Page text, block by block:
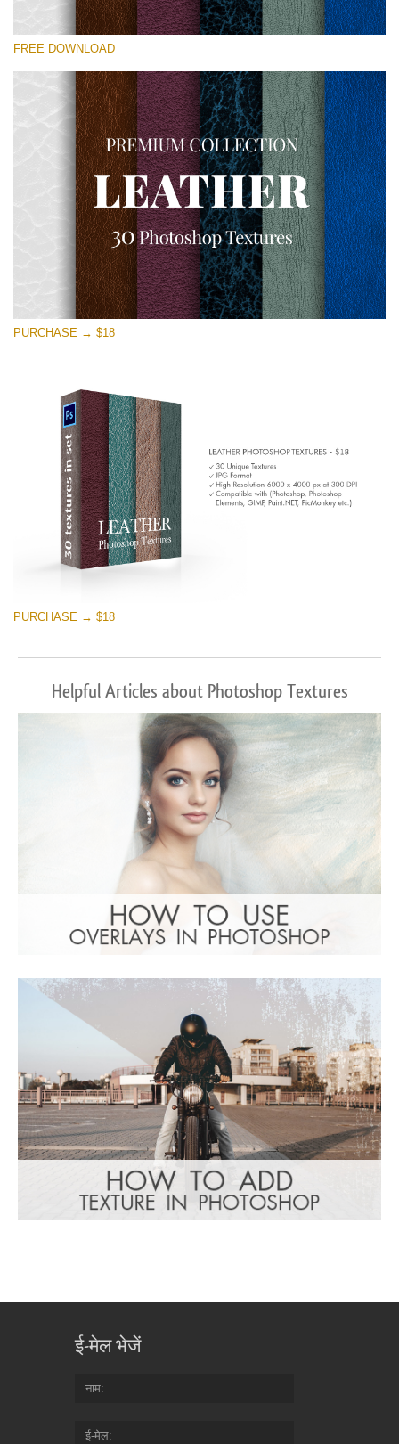
कृपया चुने
Small 800*533px
Real Leather
(30 Textures)
Large 6000*4000px
Entire Collection
(1783 Overlays)
Large 6000*4000px
मुफ्त डाउनलोड
FREE DOWNLOAD
PURCHASE → $18
PURCHASE → $18
Helpful Articles about Photoshop Textures
ई-मेल भेजें
नाम
ई-मेल